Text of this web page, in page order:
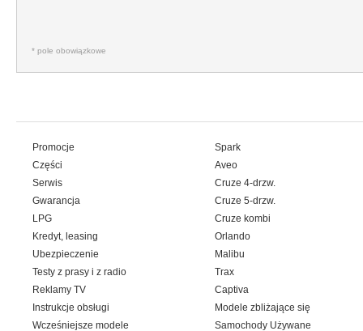
* pole obowiązkowe
Promocje
Części
Serwis
Gwarancja
LPG
Kredyt, leasing
Ubezpieczenie
Testy z prasy i z radio
Reklamy TV
Instrukcje obsługi
Wcześniejsze modele
Spark
Aveo
Cruze 4-drzw.
Cruze 5-drzw.
Cruze kombi
Orlando
Malibu
Trax
Captiva
Modele zbliżające się
Samochody Używane